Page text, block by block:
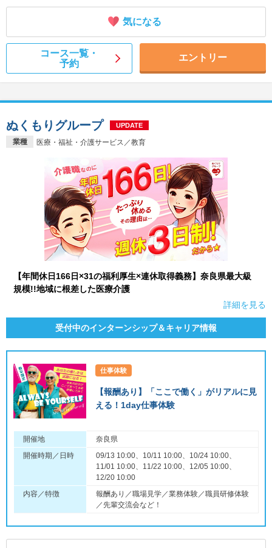
気になる
コース一覧・
予約
エントリー
業種 医療・福祉・介護サービス／教育
ぬくもりグループ UPDATE
【年間休日166日×31の福利厚生×連休取得義務】奈良県最大級
規模!!地域に根差した医療介護
詳細を見る
受付中のインターンシップ＆キャリア情報
仕事体験
【報酬あり】「ここで働く」がリアルに見
える！1day仕事体験
開催地
奈良県
開催時期／日時
09/13 10:00、10/11 10:00、10/24 10:00、
11/01 10:00、11/22 10:00、12/05 10:00、
12/20 10:00
内容／特徴
報酬あり／職場見学／業務体験／職員研修体験
／先輩交流会など！